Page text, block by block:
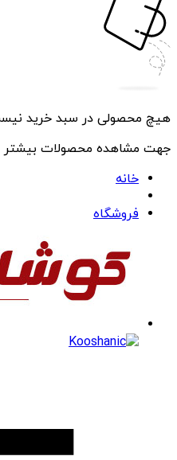
هیچ محصولی در سبد خرید
جهت مشاهده محصولات بیشتر
خانه
فروشگاه